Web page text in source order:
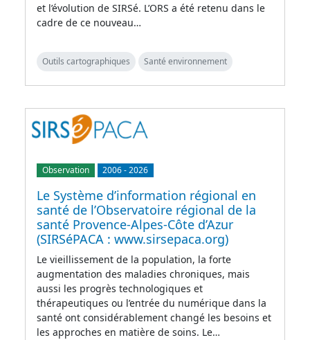
et l’évolution de SIRSé. L’ORS a été retenu dans le
cadre de ce nouveau…
Outils cartographiques Santé environnement
Observation 2006-2026
Le Système d’information régional en
santé de l’Observatoire régional de la
santé Provence-Alpes-Côte d’Azur
(SIRSéPACA : www.sirsepaca.org)
Le vieillissement de la population, la forte
augmentation des maladies chroniques, mais
aussi les progrès technologiques et
thérapeutiques ou l’entrée du numérique dans la
santé ont considérablement changé les besoins et
les approches en matière de soins. Le…